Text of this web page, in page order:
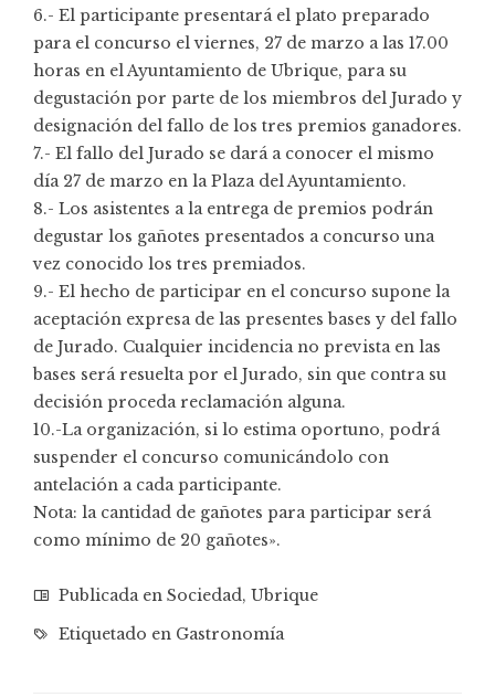
6.- El participante presentará el plato preparado
para el concurso el viernes, 27 de marzo a las 17.00
horas en el Ayuntamiento de Ubrique, para su
degustación por parte de los miembros del Jurado y
designación del fallo de los tres premios ganadores.
7.- El fallo del Jurado se dará a conocer el mismo
día 27 de marzo en la Plaza del Ayuntamiento.
8.- Los asistentes a la entrega de premios podrán
degustar los gañotes presentados a concurso una
vez conocido los tres premiados.
9.- El hecho de participar en el concurso supone la
aceptación expresa de las presentes bases y del fallo
de Jurado. Cualquier incidencia no prevista en las
bases será resuelta por el Jurado, sin que contra su
decisión proceda reclamación alguna.
10.-La organización, si lo estima oportuno, podrá
suspender el concurso comunicándolo con
antelación a cada participante.
Nota: la cantidad de gañotes para participar será
como mínimo de 20 gañotes».
Publicada en Sociedad, Ubrique
Etiquetado en Gastronomía